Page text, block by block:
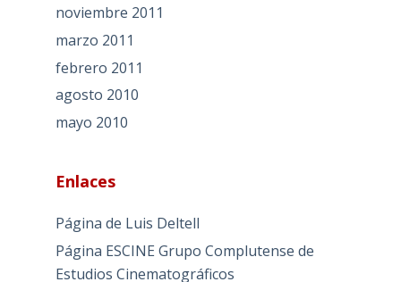
noviembre 2011
marzo 2011
febrero 2011
agosto 2010
mayo 2010
Enlaces
Página de Luis Deltell
Página ESCINE Grupo Complutense de
Estudios Cinematográficos